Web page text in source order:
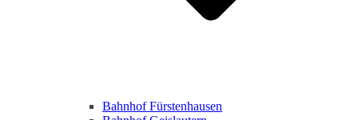
Bahnhof Fürstenhausen